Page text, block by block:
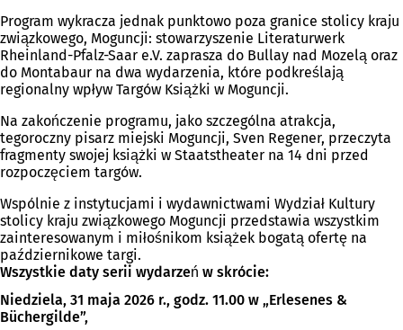
Program wykracza jednak punktowo poza granice stolicy kraju
związkowego, Moguncji: stowarzyszenie Literaturwerk
Rheinland-Pfalz-Saar e.V. zaprasza do Bullay nad Mozelą oraz
do Montabaur na dwa wydarzenia, które podkreślają
regionalny wpływ Targów Książki w Moguncji.
Na zakończenie programu, jako szczególna atrakcja,
tegoroczny pisarz miejski Moguncji, Sven Regener, przeczyta
fragmenty swojej książki w Staatstheater na 14 dni przed
rozpoczęciem targów.
Wspólnie z instytucjami i wydawnictwami Wydział Kultury
stolicy kraju związkowego Moguncji przedstawia wszystkim
zainteresowanym i miłośnikom książek bogatą ofertę na
październikowe targi.
Wszystkie daty serii wydarzeń w skrócie:
Niedziela, 31 maja 2026 r., godz. 11.00 w „Erlesenes &
Büchergilde”,